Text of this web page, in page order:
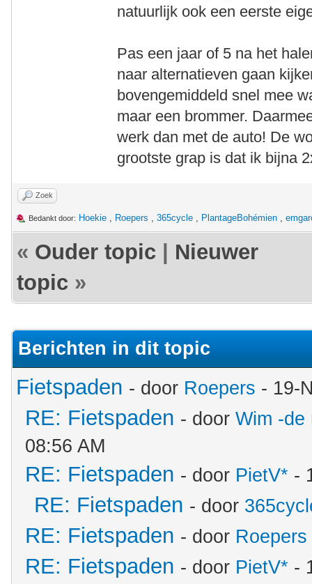
natuurlijk ook een eerste
Pas een jaar of 5 na het
naar alternatieven gaan
bovengemiddeld snel mee
maar een brommer.
werk dan met de auto! De
grootste grap is dat ik bijna
Zoek
Bedankt door: Hoekie , Roepers , 365cycle , PlantageBohémien ,
« Ouder topic
Nieuwer
topic »
Berichten in dit topic
Fietspaden - door Roepers - 19-
RE: Fietspaden - door Wim -de
08:56 AM
RE: Fietspaden - door PietV* -
RE: Fietspaden - door
RE: Fietspaden - door Roepers
RE: Fietspaden - door PietV* -